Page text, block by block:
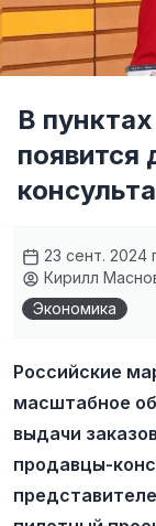
В
появится
23 сент. 2024
Кирилл
Экономика
Российские
масштабное
выдачи
продавцы-